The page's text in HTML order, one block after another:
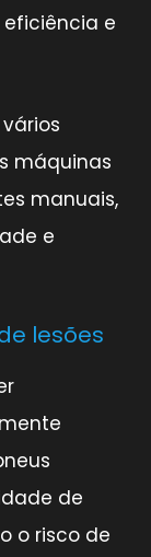
e
máquinas
manuais,
e
lesões
de
o risco de